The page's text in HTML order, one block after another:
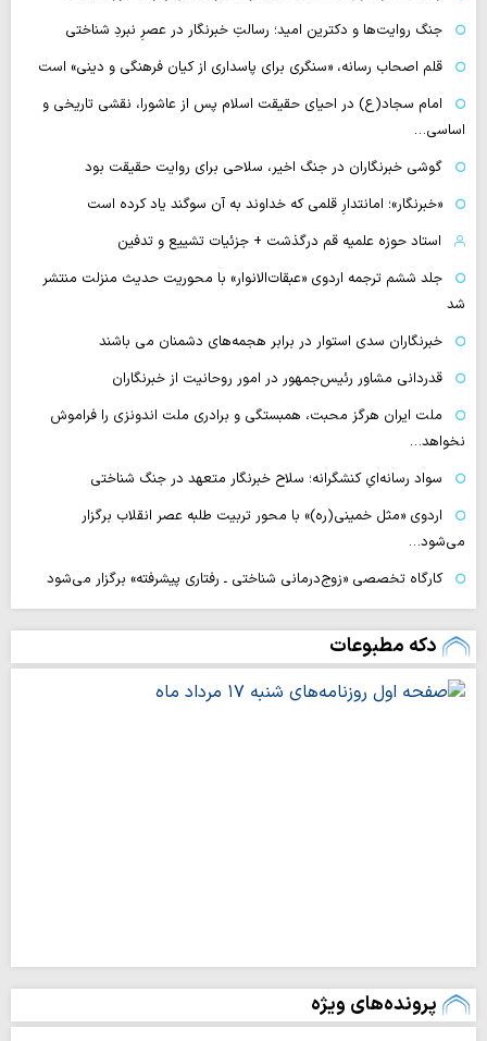
جنگ روایت‌ها و دکترین امید؛ رسالتِ خبرنگار در عصرِ نبردِ شناختی
قلم اصحاب رسانه، «سنگری برای پاسداری از کیان فرهنگی و دینی» است
امام سجاد(ع) در احیای حقیقت اسلام پس از عاشورا، نقشی تاریخی و
اساسی…
گوشی خبرنگاران در جنگ اخیر، سلاحی برای روایت حقیقت بود
«خبرنگار»؛ امانتدارِ قلمی که خداوند به آن سوگند یاد کرده است
استاد حوزه علمیه قم درگذشت + جزئیات تشییع و تدفین
جلد ششم ترجمه اردوی «عبقات‌الانوار» با محوریت حدیث منزلت منتشر
شد
خبرنگاران سدی استوار در برابر هجمه‌های دشمنان می باشند
قدردانی مشاور رئیس‌جمهور در امور روحانیت از خبرنگاران
ملت ایران هرگز محبت، همبستگی و برادری ملت اندونزی را فراموش
نخواهد…
سواد رسانه‌ایِ کنشگرانه؛ سلاح خبرنگار متعهد در جنگ شناختی
اردوی «مثل خمینی(ره)» با محور تربیت طلبه عصر انقلاب برگزار
می‌شود…
کارگاه تخصصی «زوج‌درمانی شناختی ـ رفتاری پیشرفته» برگزار می‌شود
دکه مطبوعات
پرونده‌های ویژه